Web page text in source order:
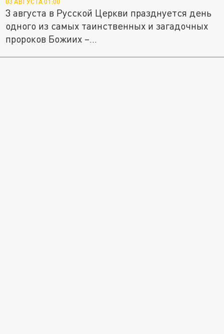
3 августа в Русской Церкви празднуется день
одного из самых таинственных и загадочных
пророков Божиих –...